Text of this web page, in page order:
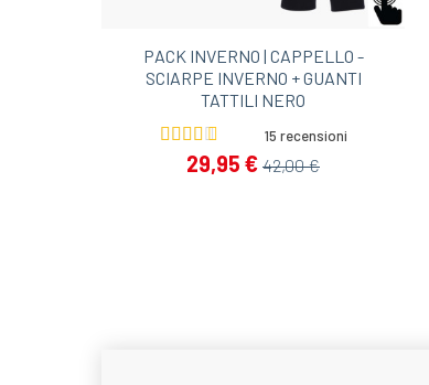
PACK INVERNO | CAPPELLO -
SCIARPE INVERNO + GUANTI
TATTILI NERO
15 recensioni
29,95 € 42,00 €